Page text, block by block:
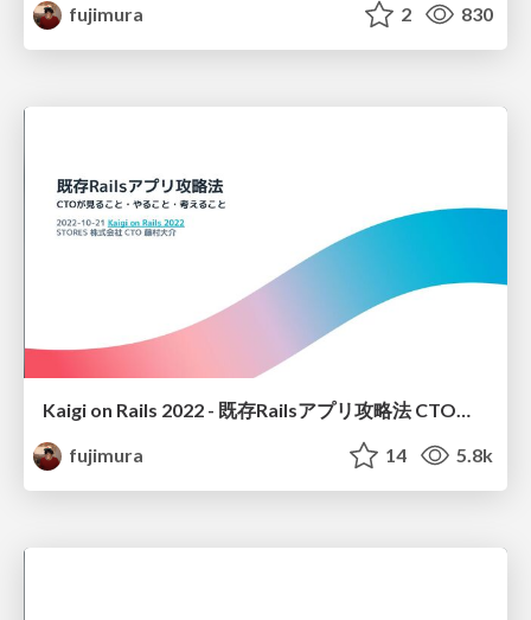
fujimura
2 830
Kaigi on Rails 2022 - 既存Railsアプリ攻略法 CTOが見ること・やること・考えること
fujimura
14 5.8k